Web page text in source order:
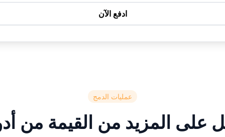
ادفع الآن
عمليات الدمج
على المزيد من القيمة من